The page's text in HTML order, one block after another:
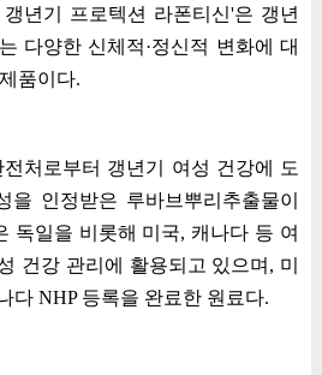
년기 프로텍션 라폰티신'은 갱년
다양한 신체적·정신적 변화에 대
품이다.
처로부터 갱년기 여성 건강에 도
인정받은 루바브뿌리추출물이
독일을 비롯해 미국, 캐나다 등 여
건강 관리에 활용되고 있으며 , 미
다 NHP 등록을 완료한 원료다.